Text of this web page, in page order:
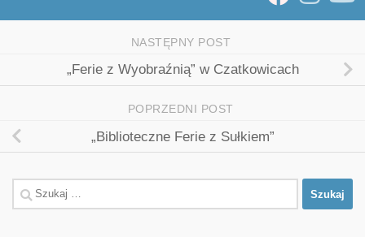
NASTĘPNY POST
„Ferie z Wyobraźnią” w Czatkowicach
POPRZEDNI POST
„Biblioteczne Ferie z Sułkiem”
Szukaj: